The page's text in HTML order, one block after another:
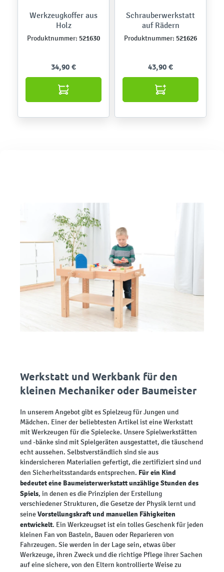
Werkzeugkoffer aus
Holz
Produktnummer: 521630
34,90 €
Schrauberwerkstatt
auf Rädern
Produktnummer: 521626
43,90 €
Werkstatt und Werkbank für den
kleinen Mechaniker oder Baumeister
In unserem Angebot gibt es Spielzeug für Jungen und
Mädchen. Einer der beliebtesten Artikel ist eine Werkstatt
mit Werkzeugen für die Spielecke. Unsere Spielwerkstätten
und -bänke sind mit Spielgeräten ausgestattet, die täuschend
echt aussehen. Selbstverständlich sind sie aus
kindersicheren Materialien gefertigt, die zertifiziert sind und
den Sicherheitsstandards entsprechen. Für ein Kind
bedeutet eine Baumeisterwerkstatt unzählige Stunden des
Spiels, in denen es die Prinzipien der Erstellung
verschiedener Strukturen, die Gesetze der Physik lernt und
seineVorstellungskraft und manuellen Fähigkeiten
entwickelt. Ein Werkzeugset ist ein tolles Geschenk für jeden
kleinen Fan von Basteln, Bauen oder Reparieren von
Fahrzeugen. Sie werden in der Lage sein, etwas über
Werkzeuge, ihren Zweck und die richtige Pflege ihrer Sachen
auf eine sichere, von den Eltern kontrollierte Weise zu